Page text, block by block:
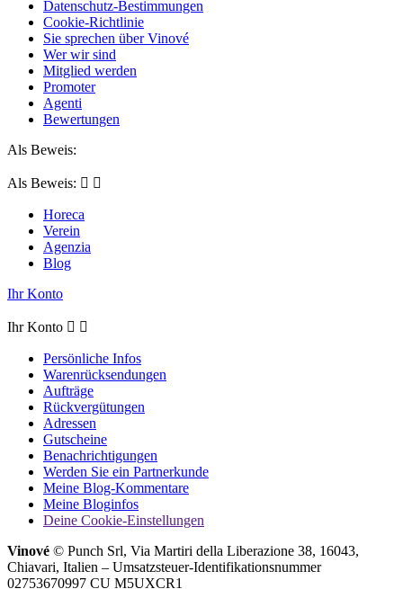
Datenschutz-Bestimmungen
Cookie-Richtlinie
Sie sprechen über Vinové
Wer wir sind
Mitglied werden
Promoter
Agenti
Bewertungen
Als Beweis:
Als Beweis:  
Horeca
Verein
Agenzia
Blog
Ihr Konto
Ihr Konto  
Persönliche Infos
Warenrücksendungen
Aufträge
Rückvergütungen
Adressen
Gutscheine
Benachrichtigungen
Werden Sie ein Partnerkunde
Meine Blog-Kommentare
Meine Bloginfos
Deine Cookie-Einstellungen
Vinové © Punch Srl, Via Martiri della Liberazione 38, 16043,
Chiavari, Italien – Umsatzsteuer-Identifikationsnummer
02753670997 CU M5UXCR1